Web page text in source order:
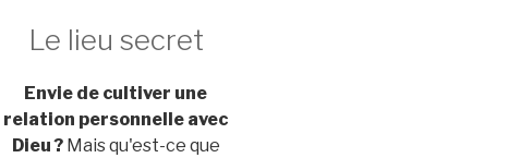
Le lieu secret
Envie de cultiver une
relation personnelle avec
Dieu ? Mais qu'est-ce que